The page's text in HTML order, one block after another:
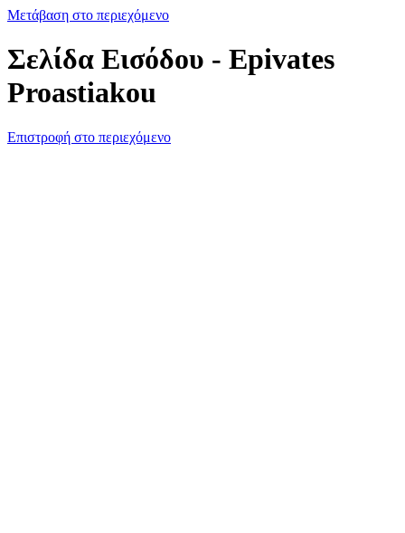
Μετάβαση στο περιεχόμενο
Σελίδα Εισόδου - Epivates
Proastiakou
Επιστροφή στο περιεχόμενο